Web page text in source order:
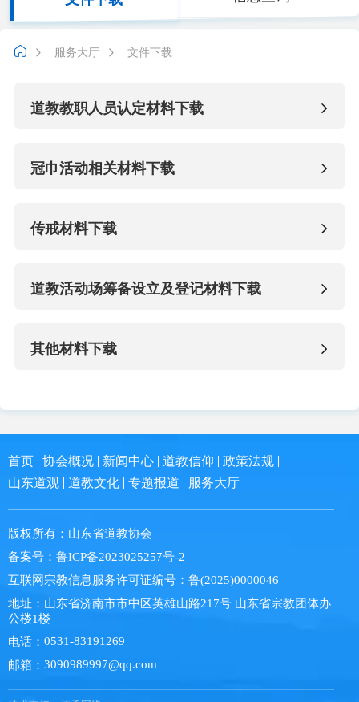
服务大厅 文件下载
道教教职人员认定材料下载
冠巾活动相关材料下载
传戒材料下载
道教活动场筹备设立及登记材料下载
其他材料下载
首页 协会概况 新闻中心 道教信仰
政策法规
山东道观
道教文化 专题报道 服务大厅
版权所有： 山东省道教协会
备案号： 鲁ICP备2023025257号-2
互联网宗教信息服务许可证编号： 鲁(2025)0000046
地址： 山东省济南市市中区英雄山路217号 山东省宗教团体办
公楼1楼
电话： 0531-83191269
邮箱： 3090989997@qq.com